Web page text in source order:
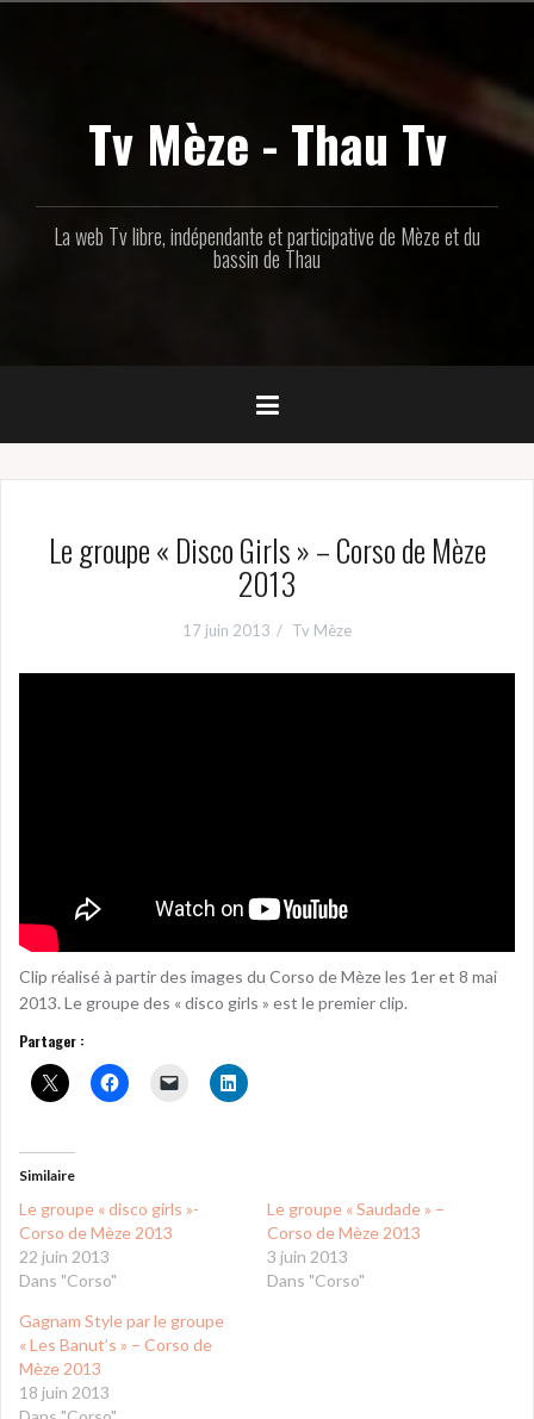
Tv Mèze - Thau Tv
La web Tv libre, indépendante et participative de Mèze et du
bassin de Thau
Le groupe « Disco Girls » – Corso de Mèze
2013
17 juin 2013 Tv Mèze
Clip réalisé à partir des images du Corso de Mèze les 1er et 8 mai
2013. Le groupe des « disco girls » est le premier clip.
Partager :
Similaire
Le groupe « disco girls »-
Corso de Mèze 2013
22 juin 2013
Dans "Corso"
Le groupe « Saudade » –
Corso de Mèze 2013
3 juin 2013
Dans "Corso"
Gagnam Style par le groupe
« Les Banut’s » – Corso de
Mèze 2013
18 juin 2013